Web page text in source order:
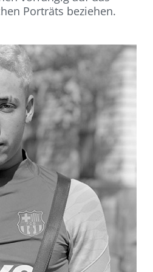
Porträts beziehen.